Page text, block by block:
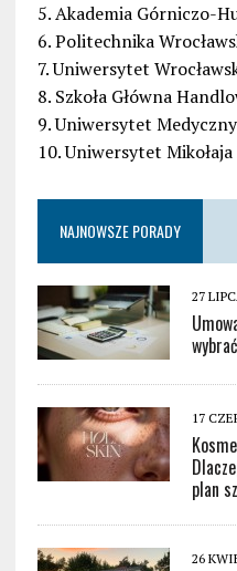
5. Akademia Górniczo-
6. Politechnika
7. Uniwersytet
8. Szkoła Główna
9. Uniwersytet
10. Uniwersytet
NAJNOWSZE PORADY
27
17
plan
26